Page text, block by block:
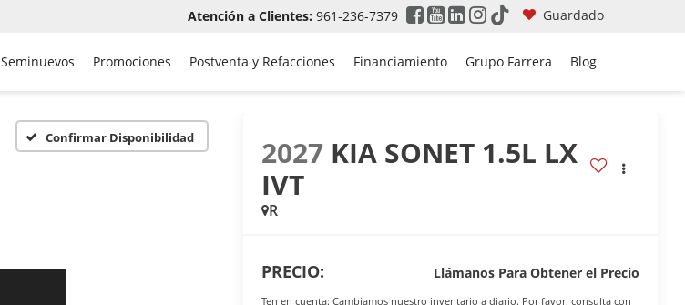
Atención a Clientes: 961-236-7379 Guardado
Seminuevos Promociones Postventa y Refacciones Financiamiento Grupo Farrera Blog
Confirmar Disponibilidad
2027 KIA SONET 1.5L LX
IVT
R
PRECIO: Llámanos Para Obtener el Precio
Ten en cuenta: Cambiamos nuestro inventario a diario. Por favor, consulta con